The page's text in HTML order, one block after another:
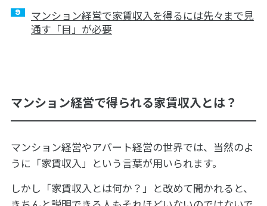
マンション経営で家賃収入を得るには先々まで見
通す「目」が必要
マンション経営で得られる家賃収入とは？
マンション経営やアパート経営の世界では、当然のよ
うに「家賃収入」という言葉が用いられます。
しかし「家賃収入とは何か？」と改めて聞かれると、